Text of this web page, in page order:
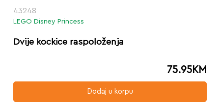
43248
LEGO Disney Princess
Dvije kockice raspoloženja
75.95KM
Dodaj u korpu